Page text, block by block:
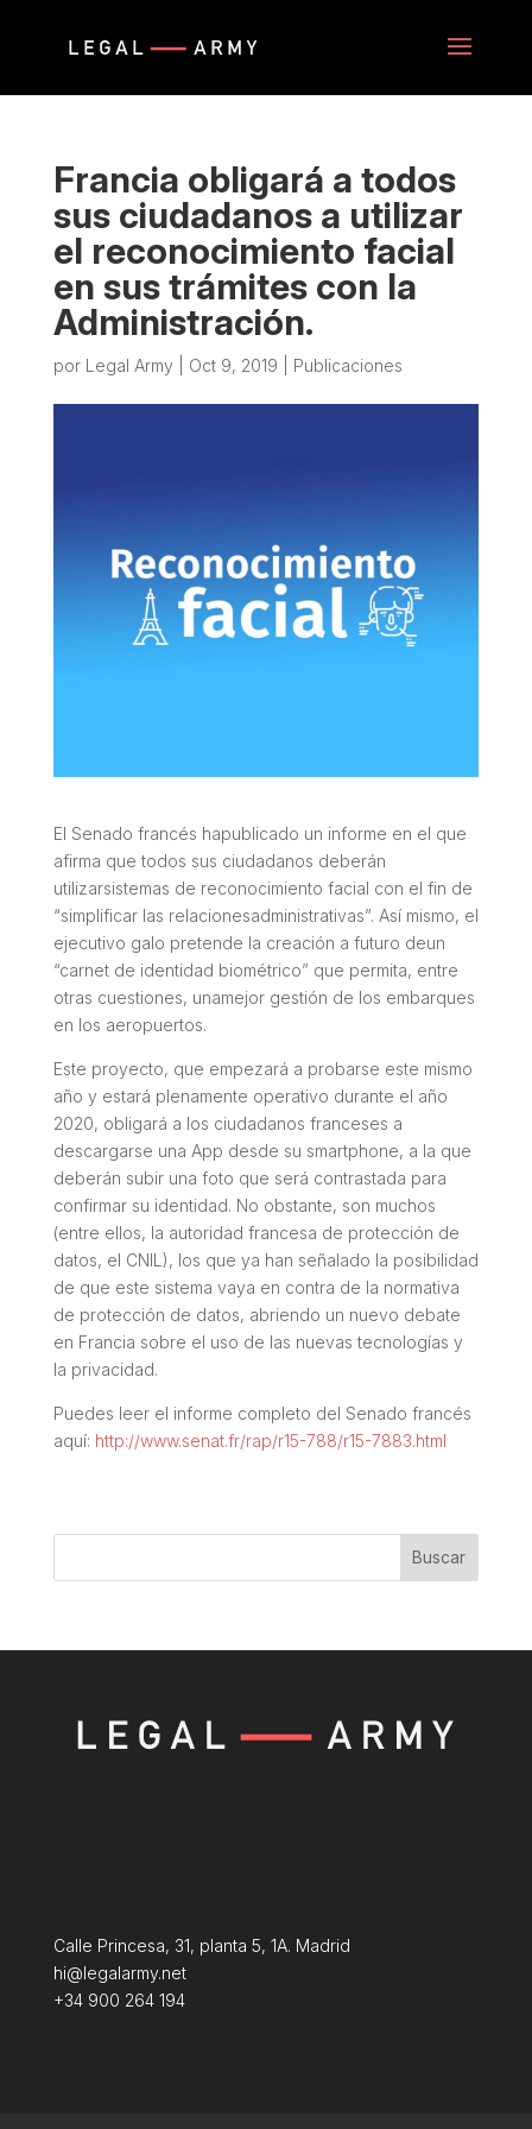
Francia obligará a todos
sus ciudadanos a utilizar
el reconocimiento facial
en sus trámites con la
Administración.
por Legal Army Oct 9, 2019 Publicaciones
El Senado francés hapublicado un informe en el que
afirma que todos sus ciudadanos deberán
utilizarsistemas de reconocimiento facial con el fin de
“simplificar las relacionesadministrativas”. Así mismo, el
ejecutivo galo pretende la creación a futuro deun
“carnet de identidad biométrico” que permita, entre
otras cuestiones, unamejor gestión de los embarques
en los aeropuertos.
Este proyecto, que empezará a probarse este mismo
año y estará plenamente operativo durante el año
2020, obligará a los ciudadanos franceses a
descargarse una App desde su smartphone, a la que
deberán subir una foto que será contrastada para
confirmar su identidad. No obstante, son muchos
(entre ellos, la autoridad francesa de protección de
datos, el CNIL), los que ya han señalado la posibilidad
de que este sistema vaya en contra de la normativa
de protección de datos, abriendo un nuevo debate
en Francia sobre el uso de las nuevas tecnologías y
la privacidad.
Puedes leer el informe completo del Senado francés
aquí: http://www.senat.fr/rap/r15-788/r15-7883.html
Buscar
Calle Princesa, 31, planta 5, 1A. Madrid
hi@legalarmy.net
+34 900 264 194